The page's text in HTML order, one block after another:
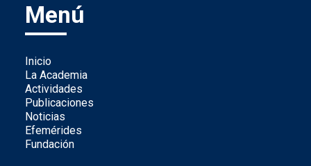
Menú
Inicio
La Academia
Actividades
Publicaciones
Noticias
Efemérides
Fundación